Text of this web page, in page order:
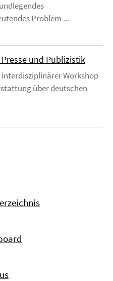
Problem ...
und Publizistik
interdisziplinärer Workshop
über deutschen